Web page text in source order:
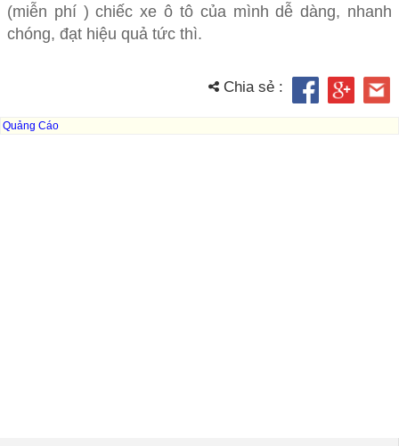
(miễn phí ) chiếc xe ô tô của mình dễ dàng, nhanh
chóng, đạt hiệu quả tức thì.
Chia sẻ :
Quảng Cáo